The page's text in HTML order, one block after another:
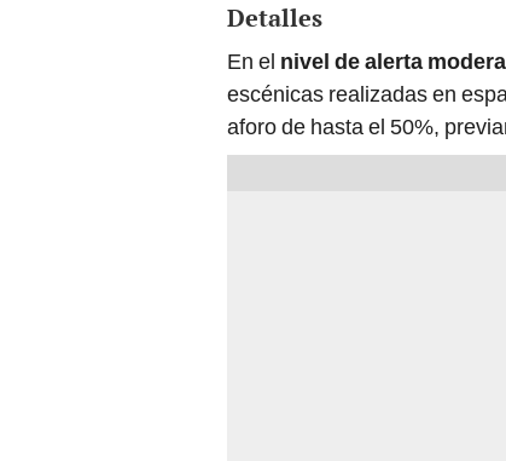
Detalles
En el nivel de alerta
escénicas realizadas en
aforo de hasta el 50%,